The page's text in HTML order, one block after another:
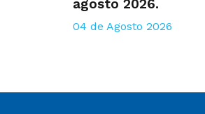
agosto 2026.
04 de Agosto 2026